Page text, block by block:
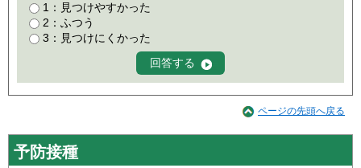
1：見つけやすかった
2：ふつう
3：見つけにくかった
ページの先頭へ戻る
予防接種